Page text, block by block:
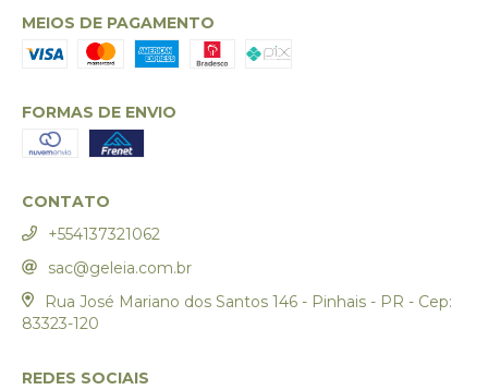
MEIOS DE PAGAMENTO
FORMAS DE ENVIO
CONTATO
+554137321062
sac@geleia.com.br
Rua José Mariano dos Santos 146 - Pinhais - PR - Cep:
83323-120
REDES SOCIAIS